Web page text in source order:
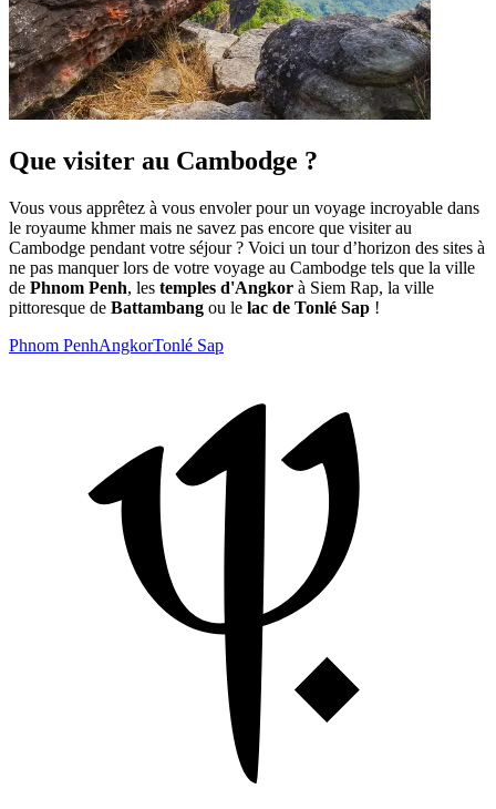
Que visiter au Cambodge ?
Vous vous apprêtez à vous envoler pour un voyage incroyable dans
le royaume khmer mais ne savez pas encore que visiter au
Cambodge pendant votre séjour ? Voici un tour d’horizon des sites à
ne pas manquer lors de votre voyage au Cambodge tels que la ville
de Phnom Penh, les temples d'Angkor à Siem Rap, la ville
pittoresque de Battambang ou le lac de Tonlé Sap !
Phnom PenhAngkorTonlé Sap